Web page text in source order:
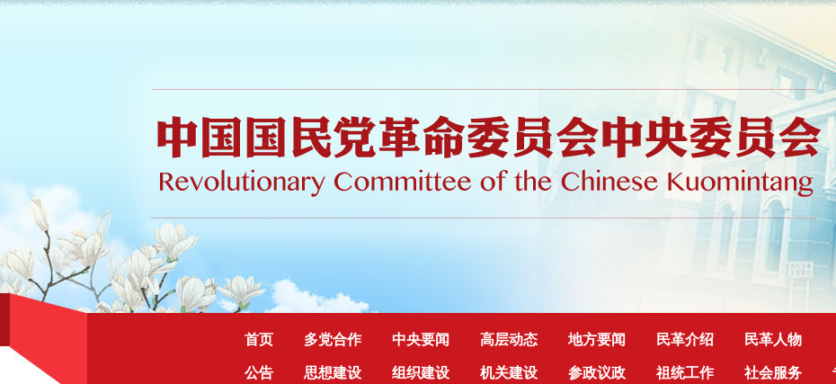
首页 多党合作 中央要闻 高层动态 地方要闻 民革介绍 民革人物
公告 思想建设 组织建设 机关建设 参政议政 祖统工作 社会服务